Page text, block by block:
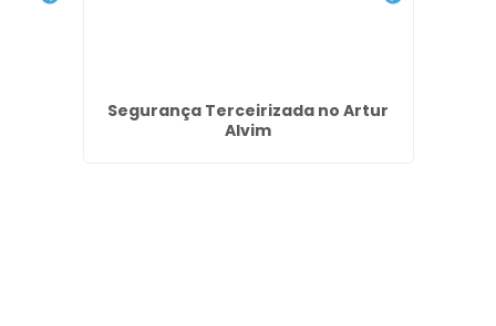
Segurança Terceirizada no Artur
Alvim